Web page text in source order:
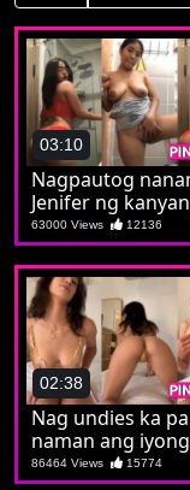
03:10
Nagpautog
Jenifer ng
viewer
63000 Views 12136
02:38
Nag undies ka
naman ang iyong
pagkaputa
86464 Views 15774